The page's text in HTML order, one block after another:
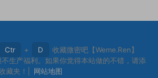
Ctr + D
收藏微密吧【Weme.Ren】
生产福利。如果你觉得本站做的不错，请添
藏夹！| 网站地图